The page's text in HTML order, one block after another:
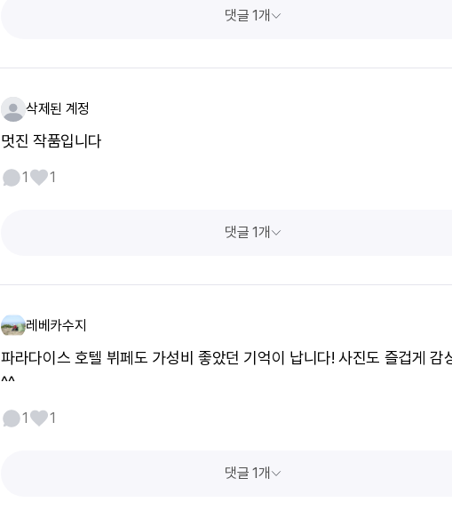
댓글 1개
삭제된 계정
멋진 작품입니다
1 1
댓글 1개
레베카수지
파라다이스 호텔 뷔페도 가성비 좋았던 기억이 납니다! 사진도 즐겁게 감
^^
1 1
댓글 1개